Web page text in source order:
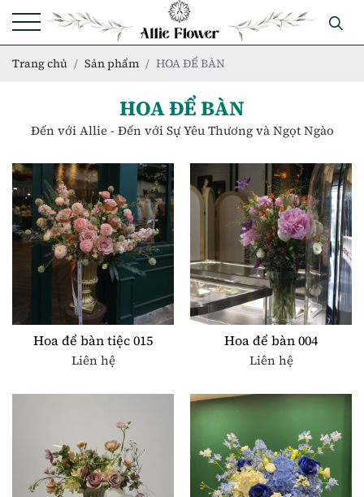
Trang chủ Sản phẩm HOA ĐỂ BÀN
HOA ĐỂ BÀN
Đến với Allie - Đến với Sự Yêu Thương và Ngọt Ngào
Hoa để bàn tiệc 015
Liên hệ
Hoa để bàn 004
Liên hệ